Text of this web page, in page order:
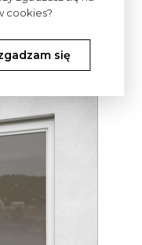
cookies?
się